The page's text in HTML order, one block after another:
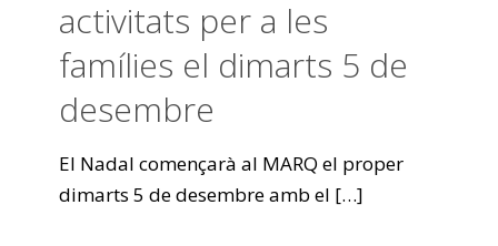
activitats per a les
famílies el dimarts 5 de
desembre
El Nadal començarà al MARQ el proper
dimarts 5 de desembre amb el […]